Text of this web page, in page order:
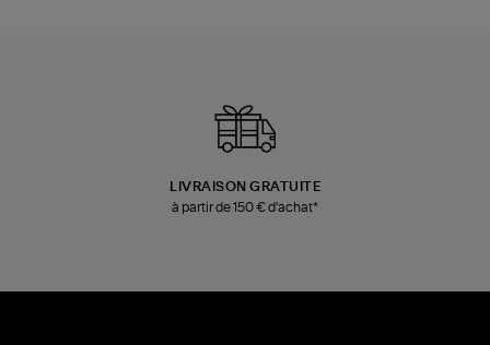
LIVRAISON GRATUITE
à partir de 150 € d'achat*